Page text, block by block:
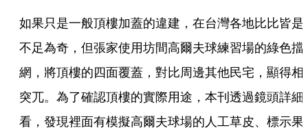
如果只是一般頂樓加蓋的違建，在台灣各地比比皆是
不足為奇，但張家使用坊間高爾夫球練習場的綠色擋
網，將頂樓的四面覆蓋，對比周邊其他民宅，顯得相
突兀。為了確認頂樓的實際用途，本刊透過鏡頭詳細
看，發現裡面有模擬高爾夫球場的人工草皮、標示果